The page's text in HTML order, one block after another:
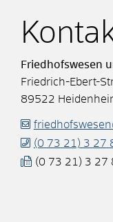
Friedhofswesen
Friedrich-Ebert-
89522
(0 73 21) 3 27
(0 73 21) 3 27